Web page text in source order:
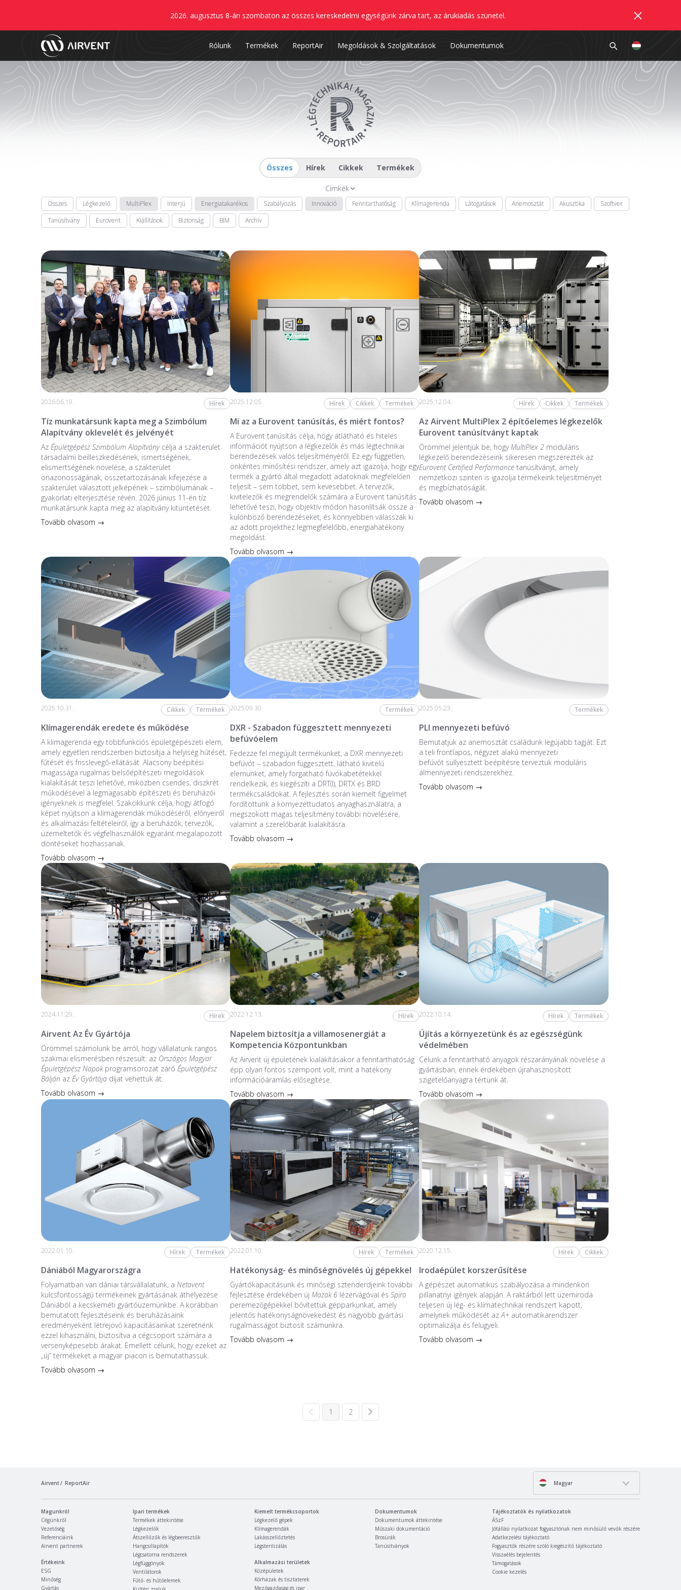
2026. augusztus 8-án szombaton az összes kereskedelmi egységünk zárva tart, az árukiadás szünetel.
Rólunk Termékek ReportAir Megoldások & Szolgáltatások Dokumentumok
Összes Hírek Cikkek Termékek
Címkék
Összes Légkezelő MultiPlex Interjú Energiatakarékos Szabályozás Innováció Fenntarthatóság Klímagerenda Látogatások Anemosztát Akusztika
Szoftver
Tanúsítvány
Eurovent Kiállítások Biztonság BIM Archív
2026.06.19. Hírek
Tíz munkatársunk kapta meg a Szimbólum
Alapítvány oklevelét és jelvényét
Az Épületgépész Szimbólum Alapítványcélja a szakterület
társadalmi beilleszkedésének, ismertségének,
elismertségének növelése, a szakterület
önazonosságának, összetartozásának kifejezése a
szakterület választott jelképének – szimbólumának –
gyakorlati elterjesztése révén. 2026 június 11-én tíz
munkatársunk kapta meg az alapítvány kitüntetését.
Tovább olvasom →
2025.12.05. Hírek Cikkek Termékek
Mi az a Eurovent tanúsítás, és miért fontos?
A Eurovent tanúsítás célja, hogy átlátható és hiteles
információt nyújtson a légkezelők és más légtechnikai
berendezések valós teljesítményéről. Ez egy független,
önkéntes minősítési rendszer, amely azt igazolja, hogy egy
termék a gyártó által megadott adatoknak megfelelően
teljesít – sem többet, sem kevesebbet. A tervezők,
kivitelezők és megrendelők számára a Eurovent tanúsítás
lehetővé teszi, hogy objektív módon hasonlítsák össze a
különböző berendezéseket, és könnyebben válasszák ki
az adott projekthez legmegfelelőbb, energiahatékony
megoldást.
Tovább olvasom →
2025.12.04. Hírek Cikkek Termékek
Az Airvent MultiPlex 2 építőelemes légkezelők
Eurovent tanúsítványt kaptak
Örömmel jelentjük be, hogyMultiPlex 2 moduláris
légkezelő berendezéseink sikeresen megszerezték az
Eurovent Certified Performance tanúsítványt, amely
nemzetközi szinten is igazolja termékeink teljesítményét
és megbízhatóságát.
Tovább olvasom →
2025.10.31. Cikkek Termékek
Klímagerendák eredete és működése
A klímagerenda egy többfunkciós épületgépészeti elem,
amely egyetlen rendszerben biztosítja a helyiség hűtését,
fűtését és frisslevegő-ellátását. Alacsony beépítési
magassága rugalmas belsőépítészeti megoldások
kialakítását teszi lehetővé, miközben csendes, diszkrét
működésével a legmagasabb építészeti és beruházói
igényeknek is megfelel. Szakcikkünk célja, hogy átfogó
képet nyújtson a klímagerendák működéséről, előnyeiről
és alkalmazási feltételeiről, így a beruházók, tervezők,
üzemeltetők és végfelhasználók egyaránt megalapozott
döntéseket hozhassanak.
Tovább olvasom →
2025.09.30. Termékek
DXR - Szabadon függesztett mennyezeti
befúvóelem
Fedezze fel megújult termékünket, a DXR mennyezeti
befúvót – szabadon függesztett, látható kivitelű
elemünket, amely forgatható fúvókabetétekkel
rendelkezik, és kiegészíti a DRT(I), DRTX és BRD
termékcsaládokat. A fejlesztés során kiemelt figyelmet
fordítottunk a környezettudatos anyaghasználatra, a
megszokott magas teljesítmény további növelésére,
valamint a szerelőbarát kialakításra.
Tovább olvasom →
2025.05.23. Termékek
PLI mennyezeti befúvó
Bemutatjuk az anemosztát családunk legújabb tagját. Ezt
a teli frontlapos, négyzet alakú mennyezeti
befúvót süllyesztett beépítésre terveztük moduláris
álmennyezeti rendszerekhez.
Tovább olvasom →
2024.11.29. Hírek
Airvent Az Év Gyártója
Örömmel számolunk be arról, hogy vállalatunk rangos
szakmai elismerésben részesült: az Országos Magyar
Épületgépész Napokprogramsorozat záró Épületgépész
Bálján az Év Gyártójadíjat vehettük át.
Tovább olvasom →
2022.12.13. Hírek
Napelem biztosítja a villamosenergiát a
Kompetencia Központunkban
Az Airvent új épületének kialakításakor a fenntarthatóság
épp olyan fontos szempont volt, mint a hatékony
információáramlás elősegítése.
Tovább olvasom →
2022.10.14. Hírek Termékek
Újítás a környezetünk és az egészségünk
védelmében
Célunk a fenntartható anyagok részarányának növelése a
gyártásban, ennek érdekében újrahasznosított
szigetelőanyagra tértünk át.
Tovább olvasom →
2022.01.10. Hírek Termékek
Dániából Magyarországra
Folyamatban van dániai társvállalatunk, a Netavent
kulcsfontosságú termékeinek gyártásának áthelyezése
Dániából a kecskeméti gyártóüzemünkbe. A korábban
bemutatott fejlesztéseink és beruházásaink
eredményeként létrejövő kapacitásainkat szeretnénk
ezzel kihasználni, biztosítva a cégcsoport számára a
versenyképesebb árakat. Emellett célunk, hogy ezeket az
„új” termékeket a magyar piacon is bemutathassuk.
Tovább olvasom →
2022.01.10. Hírek Termékek
Hatékonyság- és minőségnövelés új gépekkel
Gyártókapacitásunk és minőségi sztenderdjeink további
fejlesztése érdekében új Mazak 6lézervágóval és Spiro
peremezőgépekkel bővítettük gépparkunkat, amely
jelentős hatékonyságnövekedést és nagyobb gyártási
rugalmasságot biztosít számunkra.
Tovább olvasom →
2020.12.15. Hírek Cikkek
Irodaépület korszerűsítése
A gépészet automatikus szabályozása a mindenkori
pillanatnyi igények alapján. A raktárból lett üzemiroda
teljesen új lég- és klímatechnikai rendszert kapott,
amelynek működését azA+ automatikarendszer
optimalizálja és felügyeli.
Tovább olvasom →
1 2
Airvent ReportAir Magyar
Magunkról
Cégünkről
Vezetőség
Referenciáink
Airvent partnerek
Értékeink
ESG
Minőség
Gyártás
Ipari termékek
Termékek áttekintése
Légkezelők
Átszellőzők és légbeeresztők
Hangcsillapítók
Légcsatorna rendszerek
Légfüggönyök
Ventilátorok
Fűtő- és hűtőelemek
Kiemelt termékcsoportok
Légkezelő gépek
Klímagerendák
Lakásszellőztetés
Légsterilizálás
Alkalmazási területek
Középületek
Kórházak és tisztaterek
Mezőgazdaság és ipar
Dokumentumok
Dokumentumok áttekintése
Műszaki dokumentáció
Brosúrák
Tanúsítványok
Tájékoztatók és nyilatkozatok
ÁSzF
Jótállási nyilatkozat fogyasztónak nem minősülő vevők részére
Adatkezelési tájékoztató
Fogyasztók részére szóló kiegészítő tájékoztató
Visszaélés bejelentés
Támogatások
Cookie kezelés